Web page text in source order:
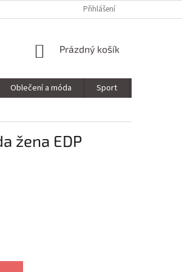
Přihlášení
NÁKUPNÍ
Prázdný košík
Oblečení a móda Sport
žena EDP